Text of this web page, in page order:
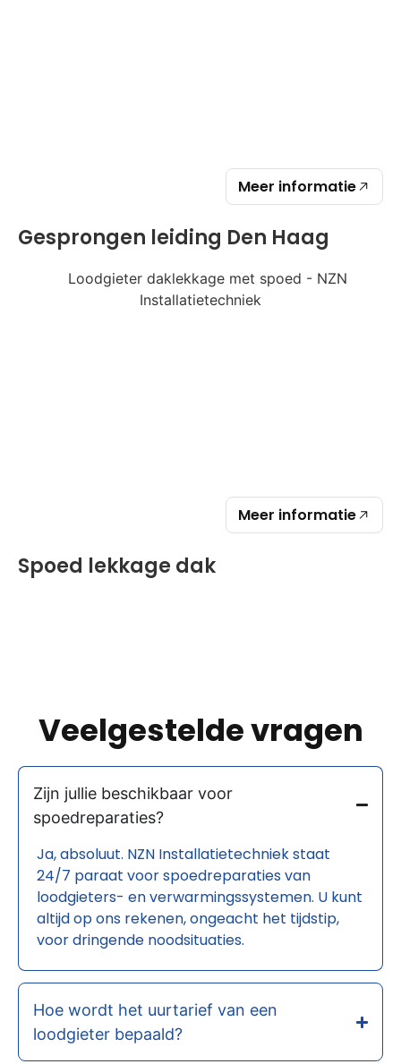
Gesprongen leiding Den Haag
Meer informatie
Spoed lekkage dak
Meer informatie
Veelgestelde vragen
Zijn jullie beschikbaar voor
spoedreparaties?
Ja, absoluut. NZN Installatietechniek staat
24/7 paraat voor spoedreparaties van
loodgieters- en verwarmingssystemen. U kunt
altijd op ons rekenen, ongeacht het tijdstip,
voor dringende noodsituaties.
Hoe wordt het uurtarief van een
loodgieter bepaald?